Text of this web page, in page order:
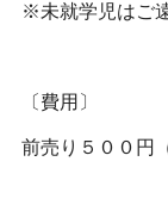
※未就学児はご
〔費用〕
前売り５００円